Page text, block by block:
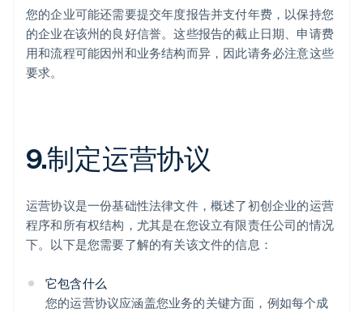
您的企业可能还需要提交年度报告并支付年费，以保持您
的企业在该州的良好信誉。这些报告的截止日期、申请费
用和流程可能因州和业务结构而异，因此请务必注意这些
要求。
9.制定运营协议
运营协议是一份基础性法律文件，概述了初创企业的运营
程序和所有权结构，尤其是在您设立有限责任公司的情况
下。以下是您需要了解的有关该文件的信息：
它包含什么
您的运营协议应涵盖您业务的关键方面，例如每个成